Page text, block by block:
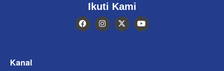
Ikuti Kami
Kanal